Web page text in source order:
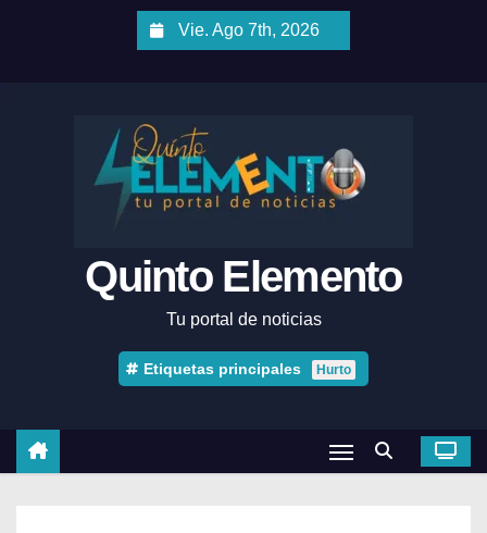
Vie. Ago 7th, 2026
Quinto Elemento
Tu portal de noticias
Etiquetas principales Hurto